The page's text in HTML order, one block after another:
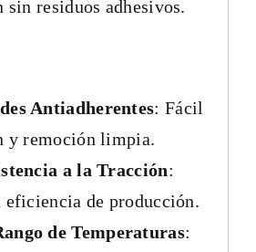
sin residuos adhesivos.
Antiadherentes: Fácil
y remoción limpia.
a la Tracción:
de producción.
de Temperaturas: